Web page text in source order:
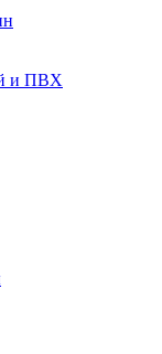
и ПВХ